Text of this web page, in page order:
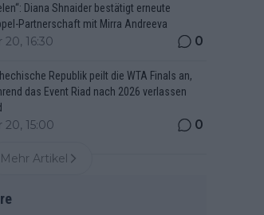
Diana Shnaider bestätigt erneute
Partnerschaft mit Mirra Andreeva
20, 16:30 0
Republik peilt die WTA Finals an,
das Event Riad nach 2026 verlassen
20, 15:00 0
Mehr Artikel